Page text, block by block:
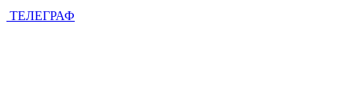
ТЕЛЕГРАФ